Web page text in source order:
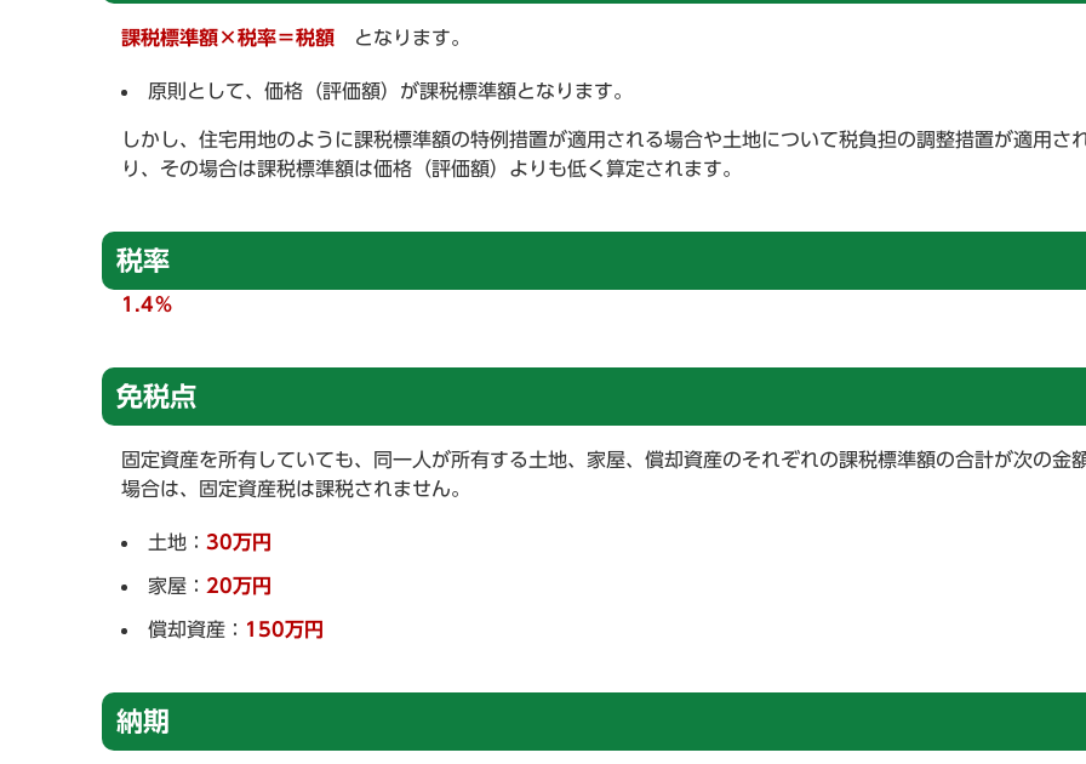
課税標準額×税率＝税額 となります。
原則として、価格（評価額）が課税標準額となります。
しかし、住宅用地のように課税標準額の特例措置が適用される場合や土地について税負担の調整措置が適用さ
り、その場合は課税標準額は価格（評価額）よりも低く算定されます。
税率
1.4％
免税点
固定資産を所有していても、同一人が所有する土地、家屋、償却資産のそれぞれの課税標準額の合計が次の金
場合は、固定資産税は課税されません。
土地： 30万円
家屋： 20万円
償却資産： 150万円
納期